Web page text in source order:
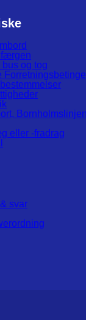
færgen
bus og tog
Bornholmslinjen
eller -fradrag
svar